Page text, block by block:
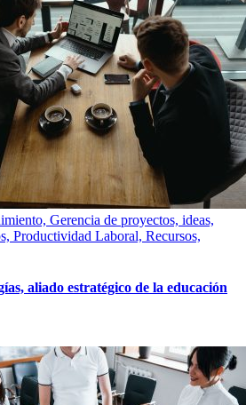
Gerencia de proyectos, ideas,
Productividad Laboral, Recursos,
aliado estratégico de la educación